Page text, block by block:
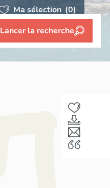
Ma sélection (0)
Lancer la recherche